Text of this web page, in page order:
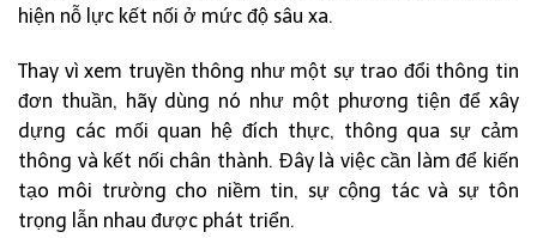
hiện nỗ lực kết nối ở mức độ sâu xa.
Thay vì xem truyền thông như một sự trao đổi thông tin
đơn thuần, hãy dùng nó như một phương tiện để xây
dựng các mối quan hệ đích thực, thông qua sự cảm
thông và kết nối chân thành. Đây là việc cần làm để kiến
tạo môi trường cho niềm tin, sự cộng tác và sự tôn
trọng lẫn nhau được phát triển.